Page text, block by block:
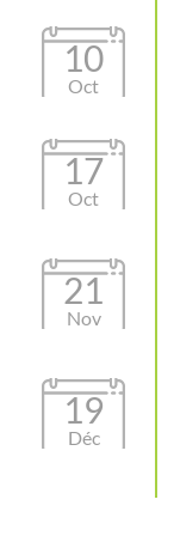
10
Oct
17
Oct
21
Nov
19
Déc